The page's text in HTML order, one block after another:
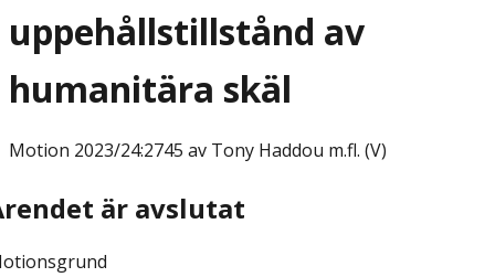
uppehållstillstånd av
humanitära skäl
Motion 2023/24:2745 av Tony Haddou m.fl. (V)
är avslutat